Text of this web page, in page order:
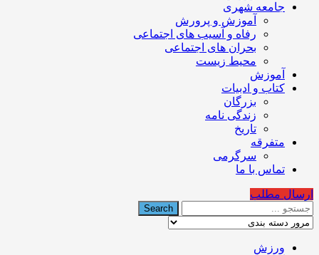
تهران
جامعه شهری
آموزش و پرورش
رفاه و آسیب های اجتماعی
بحران های اجتماعی
محیط زیست
آموزش
کتاب و ادبیات
بزرگان
زندگی نامه
تاریخ
متفرقه
سرگرمی
تماس با ما
ارسال مطلب
ورزش